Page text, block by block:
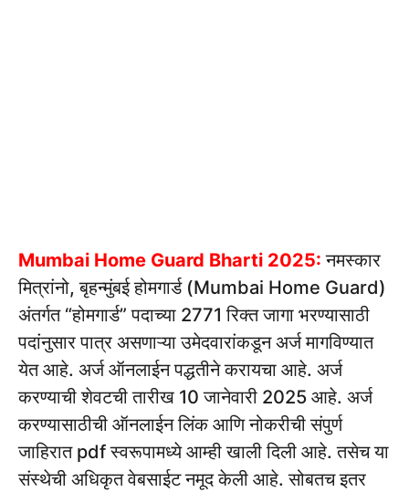
Mumbai Home Guard Bharti 2025: नमस्कार
मित्रांनो, बृहन्मुंबई होमगार्ड (Mumbai Home Guard)
अंतर्गत “होमगार्ड” पदाच्या 2771 रिक्त जागा भरण्यासाठी
पदांनुसार पात्र असणाऱ्या उमेदवारांकडून अर्ज मागविण्यात
येत आहे. अर्ज ऑनलाईन पद्धतीने करायचा आहे. अर्ज
करण्याची शेवटची तारीख 10 जानेवारी 2025 आहे. अर्ज
करण्यासाठीची ऑनलाईन लिंक आणि नोकरीची संपुर्ण
जाहिरात pdf स्वरूपामध्ये आम्ही खाली दिली आहे. तसेच या
संस्थेची अधिकृत वेबसाईट नमूद केली आहे. सोबतच इतर